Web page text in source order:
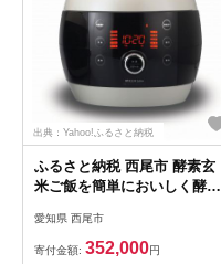
出典：Yahoo!ふるさと納税
ふるさと納税 西尾市 酵素玄
米ご飯を簡単においしく酵素
K320
愛知県 西尾市
寄付金額: 352,000円